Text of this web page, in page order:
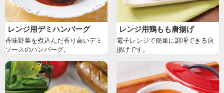
レンジ用デミハンバーグ
香味野菜を煮込んだ香り高いデミ
ソースのハンバーグ。
レンジ用鶏もも唐揚げ
電子レンジで簡単に調理できる唐
揚げです。